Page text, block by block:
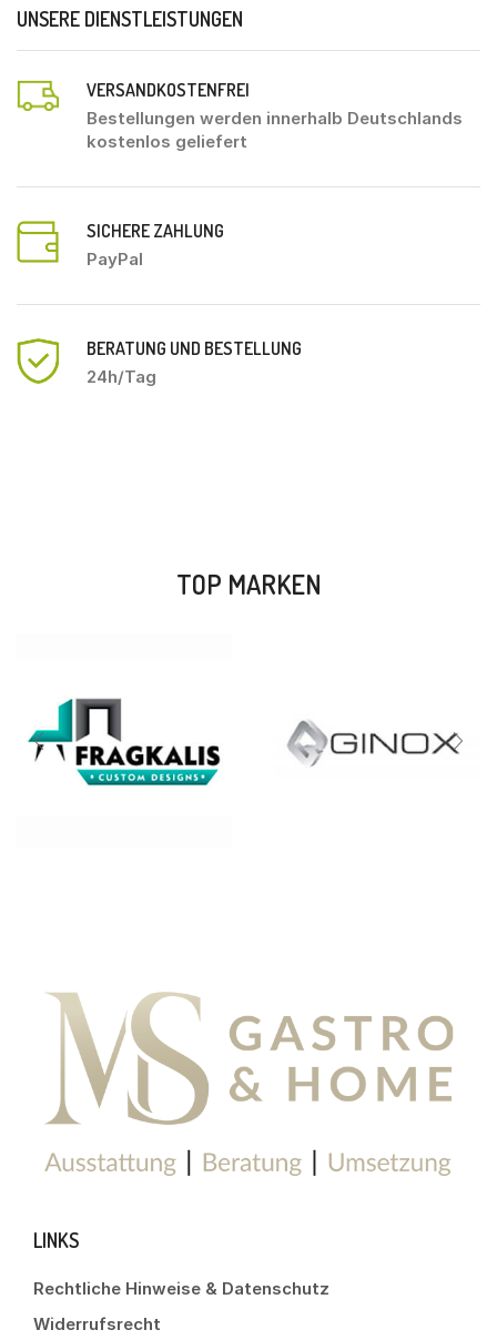
UNSERE DIENSTLEISTUNGEN
VERSANDKOSTENFREI
Bestellungen werden innerhalb Deutschlands
kostenlos geliefert
SICHERE ZAHLUNG
PayPal
BERATUNG UND BESTELLUNG
24h/Tag
TOP MARKEN
LINKS
Rechtliche Hinweise & Datenschutz
Widerrufsrecht